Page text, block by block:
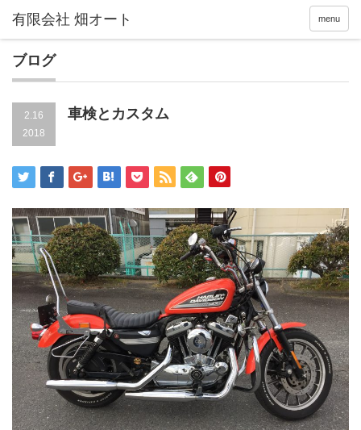
menu
ブログ
2.16
2018
車検とカスタム